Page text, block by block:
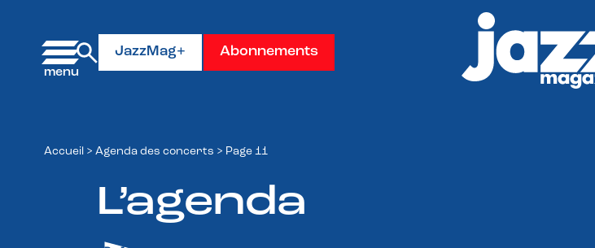
JazzMag+ Abonnements
Accueil > Agenda des concerts > Page 11
L’agenda